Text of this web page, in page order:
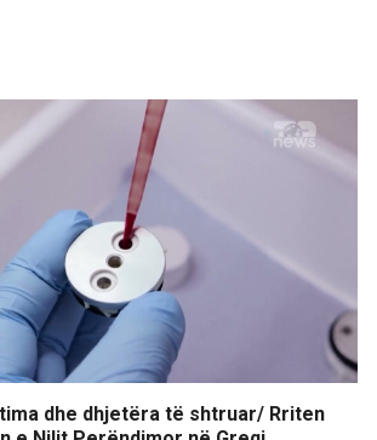
dhe dhjetëra të shtruar/ Rriten